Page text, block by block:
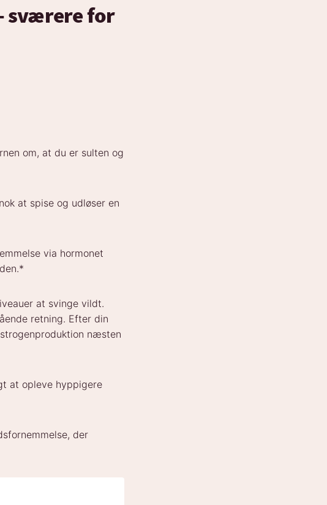
sværere for
om, at du er sulten og
at spise og udløser en
via hormonet
at svinge vildt.
retning. Efter din
næsten
at opleve hyppigere
der